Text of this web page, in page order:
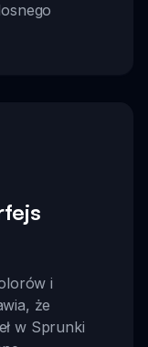
i
że
w Sprunki